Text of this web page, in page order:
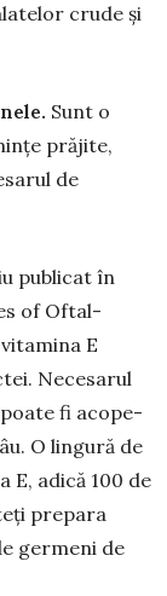
crude și
Sunt o
pră­jite,
de
pu­blicat în
of Of­tal­
E
Nece­sa­rul
fi acope­
O lingură de
E, adică 100 de
prepara
germeni de